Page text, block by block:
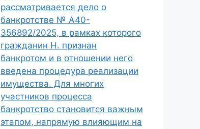
рассматривается дело о
банкротстве № А40-
356892/2025, в рамках которого
гражданин Н. признан
банкротом и в отношении него
введена процедура реализации
имущества. Для многих
участников процесса
банкротство становится важным
этапом, напрямую влияющим на